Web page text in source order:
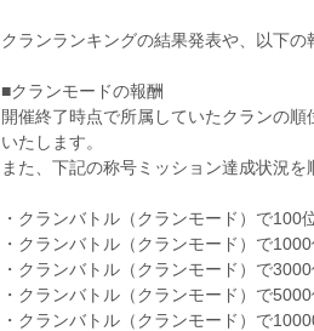
クランランキングの結果発表や、以下
■クランモードの報酬
開催終了時点で所属していたクランの
いたします。
また、下記の称号ミッション達成状況を
・クランバトル（クランモード）で100
・クランバトル（クランモード）で
・クランバトル（クランモード）で
・クランバトル（クランモード）で
・クランバトル（クランモード）で